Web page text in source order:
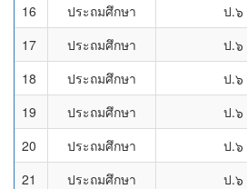
16
ประถมศึกษา ป.๖
17
ประถมศึกษา ป.๖
18
ประถมศึกษา ป.๖
19
ประถมศึกษา ป.๖
20
ประถมศึกษา ป.๖
21
ประถมศึกษา ป.๖